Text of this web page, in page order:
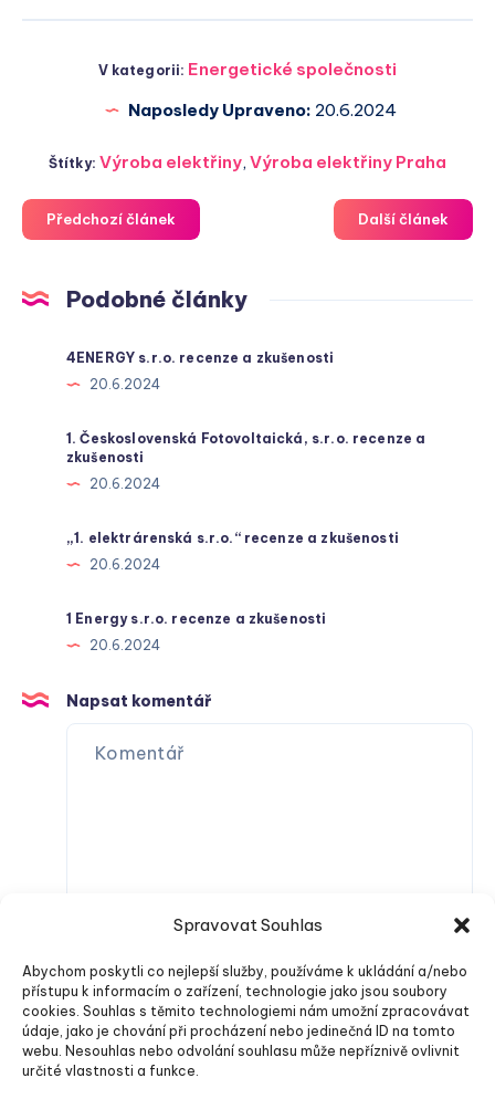
Spravovat Souhlas
Abychom poskytli co nejlepší služby, používáme k ukládání a/nebo
přístupu k informacím o zařízení, technologie jako jsou soubory
cookies. Souhlas s těmito technologiemi nám umožní zpracovávat
údaje, jako je chování při procházení nebo jedinečná ID na tomto
webu. Nesouhlas nebo odvolání souhlasu může nepříznivě ovlivnit
určité vlastnosti a funkce.
V kategorii: Energetické společnosti
Naposledy Upraveno: 20.6.2024
Štítky:Výroba elektřiny,Výroba elektřiny Praha
Předchozí článek Další článek
Podobné články
4ENERGY s.r.o. recenze a zkušenosti
20.6.2024
1. Československá Fotovoltaická, s.r.o. recenze a
zkušenosti
20.6.2024
„1. elektrárenská s.r.o.“ recenze a zkušenosti
20.6.2024
1 Energy s.r.o. recenze a zkušenosti
20.6.2024
Napsat komentář